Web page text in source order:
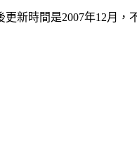
新時間是2007年12月